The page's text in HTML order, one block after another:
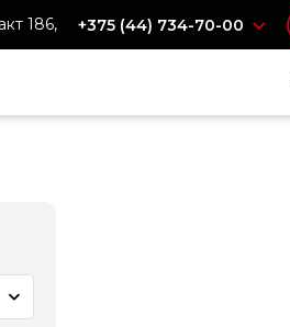
186, +375 (44) 734-70-00